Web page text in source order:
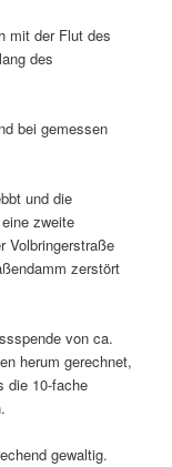
mit der Flut des
des
bei gemessen
und die
zweite
Volbringerstraße
zerstört
von ca.
herum gerechnet,
die 10-fache
gewaltig.